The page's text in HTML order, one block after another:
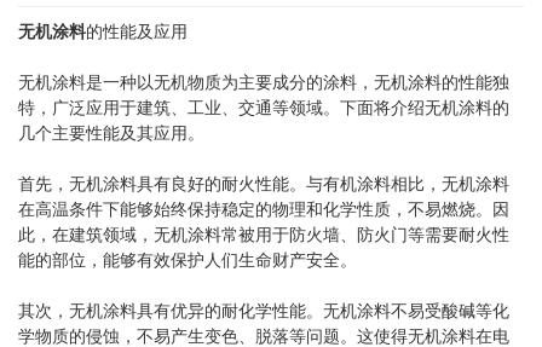
无机涂料的性能及应用
无机涂料是一种以无机物质为主要成分的涂料，无机涂料的性能独
特，广泛应用于建筑、工业、交通等领域。下面将介绍无机涂料的
几个主要性能及其应用。
首先，无机涂料具有良好的耐火性能。与有机涂料相比，无机涂料
在高温条件下能够始终保持稳定的物理和化学性质，不易燃烧。因
此，在建筑领域，无机涂料常被用于防火墙、防火门等需要耐火性
能的部位，能够有效保护人们生命财产安全。
其次，无机涂料具有优异的耐化学性能。无机涂料不易受酸碱等化
学物质的侵蚀，不易产生变色、脱落等问题。这使得无机涂料在电